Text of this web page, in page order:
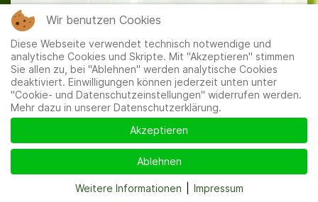
Mitglieder|Impressum|Datenschutzerklärung|Cookie-
und Datenschutzeinstellungen
Wir benutzen Cookies
Diese Webseite verwendet technisch notwendige und
analytische Cookies und Skripte. Mit "Akzeptieren" stimmen
Sie allen zu, bei "Ablehnen" werden analytische Cookies
deaktiviert. Einwilligungen können jederzeit unten unter
"Cookie- und Datenschutzeinstellungen" widerrufen werden.
Mehr dazu in unserer Datenschutzerklärung.
Akzeptieren
Ablehnen
Weitere Informationen Impressum